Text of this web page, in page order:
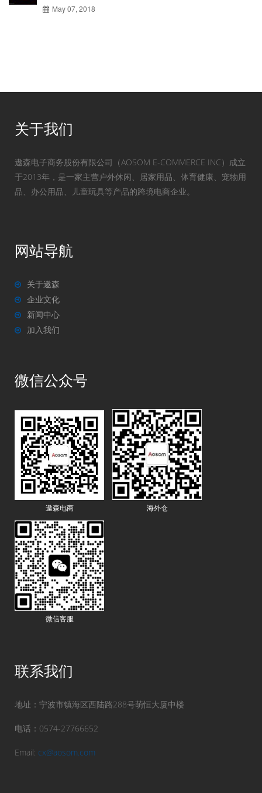
May 07, 2018
关于我们
遨森电子商务股份有限公司（AOSOM E-COMMERCE INC）成立
于2013年，是一家主营户外休闲、居家用品、体育健康、宠物用
品、办公用品、儿童玩具等产品的跨境电商企业。
网站导航
关于遨森
企业文化
新闻中心
加入我们
微信公众号
遨森电商 海外仓
微信客服
联系我们
地址：宁波市镇海区西陆路288号萌恒大厦中楼
电话：0574-27766652
Email: cx@aosom.com